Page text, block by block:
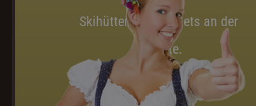
Skihütten und Chalets an der
Skipiste.